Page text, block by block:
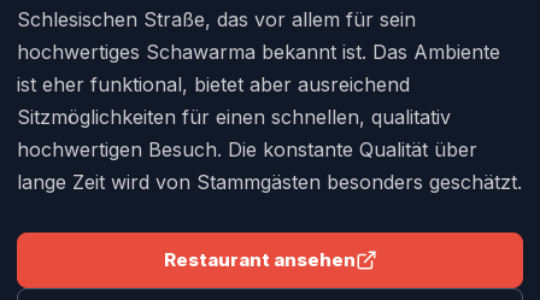
Schlesischen Straße, das vor allem für sein
hochwertiges Schawarma bekannt ist. Das Ambiente
ist eher funktional, bietet aber ausreichend
Sitzmöglichkeiten für einen schnellen, qualitativ
hochwertigen Besuch. Die konstante Qualität über
lange Zeit wird von Stammgästen besonders geschätzt.
Restaurant ansehen